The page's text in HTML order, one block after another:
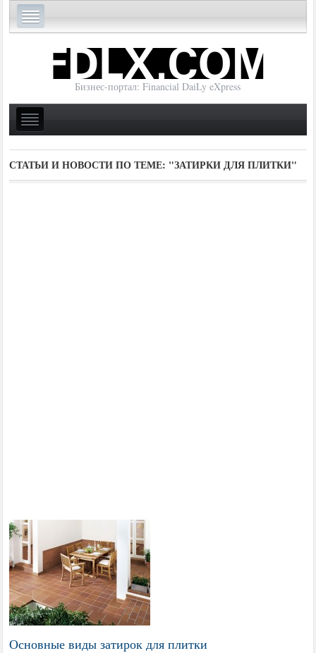
Бизнес-портал: Financial DaiLy eXpress
СТАТЬИ И НОВОСТИ ПО ТЕМЕ: "ЗАТИРКИ ДЛЯ ПЛИТКИ"
Основные виды затирок для плитки